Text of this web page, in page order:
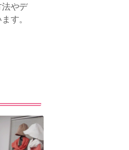
やデ
す。